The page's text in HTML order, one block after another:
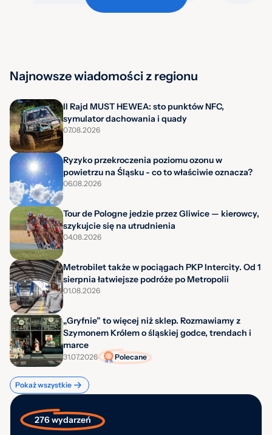
Najnowsze wiadomości z regionu
II Rajd MUST HEWEA: sto punktów NFC,
symulator dachowania i quady
07.08.2026
Ryzyko przekroczenia poziomu ozonu w
powietrzu na Śląsku - co to właściwie oznacza?
06.08.2026
Tour de Pologne jedzie przez Gliwice — kierowcy,
szykujcie się na utrudnienia
04.08.2026
Metrobilet także w pociągach PKP Intercity. Od 1
sierpnia łatwiejsze podróże po Metropolii
01.08.2026
„Gryfnie” to więcej niż sklep. Rozmawiamy z
Szymonem Królem o śląskiej godce, trendach i
marce
31.07.2026 Polecane
Pokaż wszystkie
276 wydarzeń